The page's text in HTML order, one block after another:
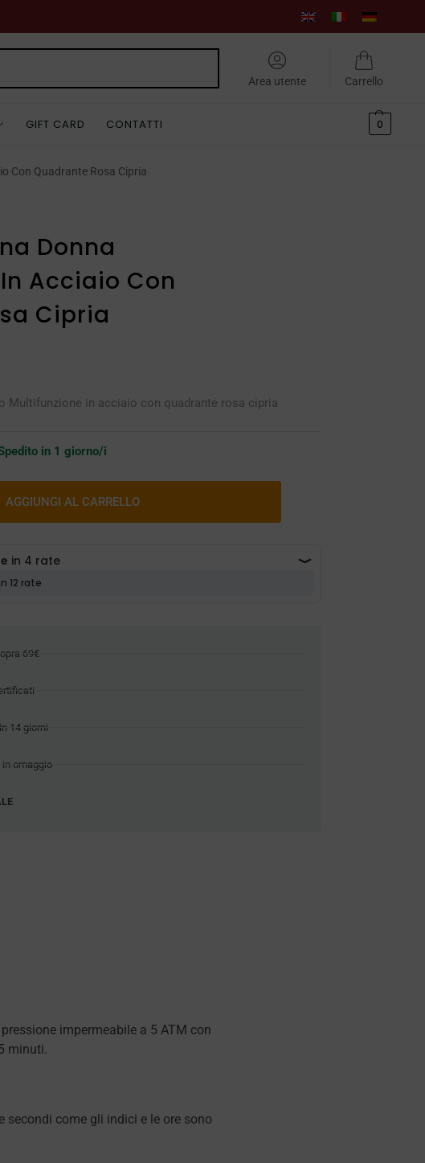
Area utente Carrello
GIFT CARD CONTATTI 0
Con Quadrante Rosa Cipria
Donna
Acciaio Con
Cipria
Multifunzione in acciaio con quadrante rosa cipria
in 1 giorno/i
AGGIUNGI AL CARRELLO
69€
in 14 giorni
in omaggio
impermeabile a 5 ATM con
minuti.
come gli indici e le ore sono